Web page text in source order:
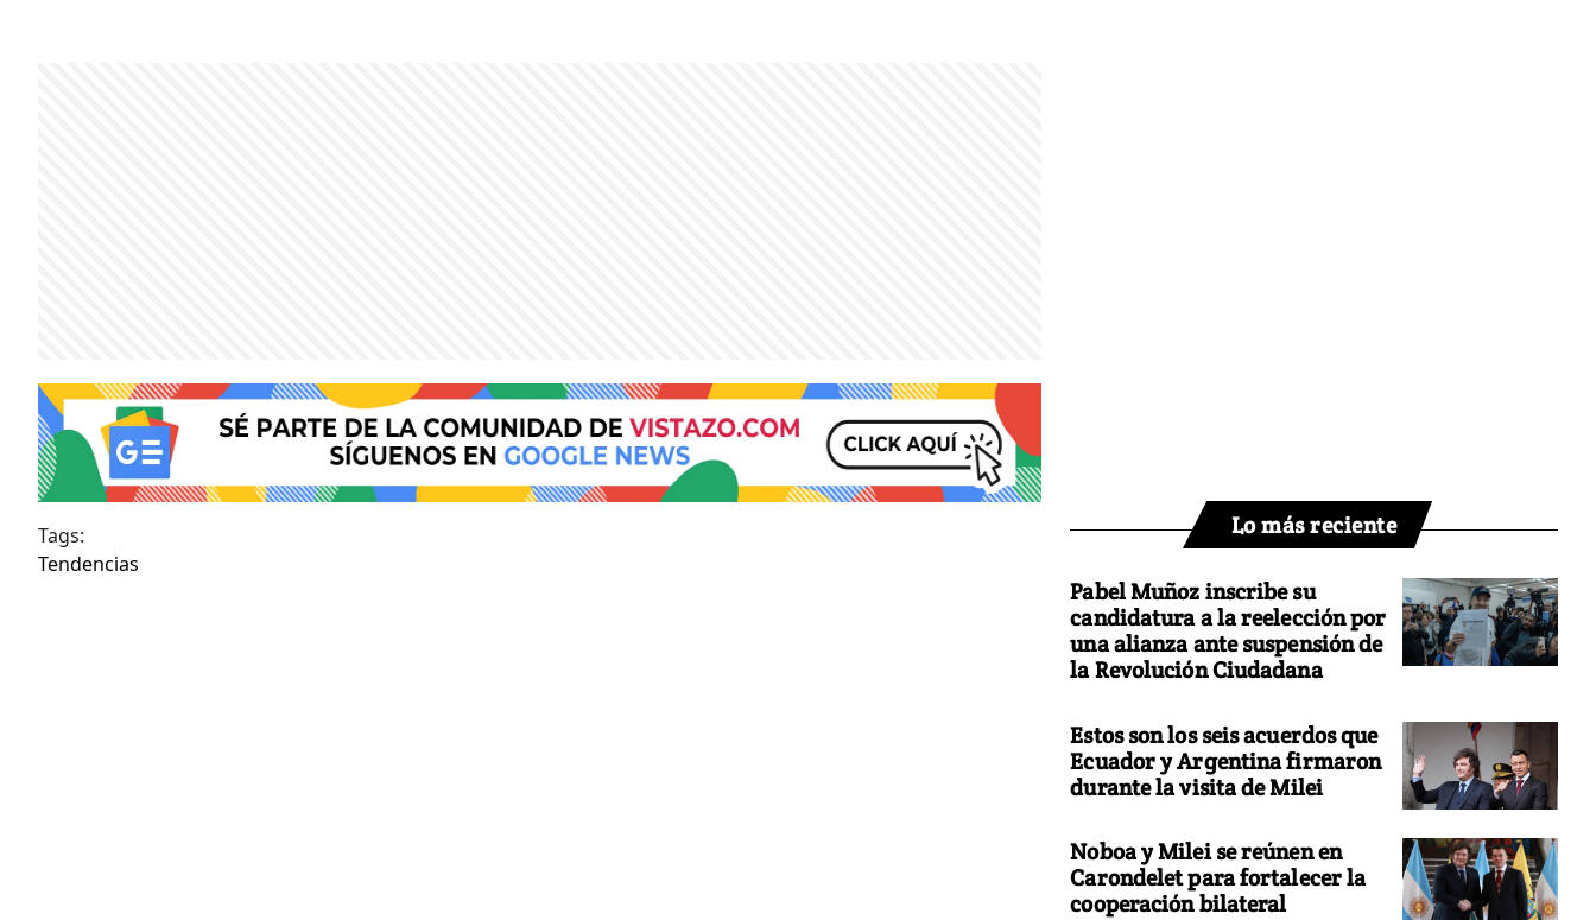
Tags:
Tendencias
Lo más reciente
Pabel Muñoz inscribe su
candidatura a la reelección por
una alianza ante suspensión de
la Revolución Ciudadana
Estos son los seis acuerdos que
Ecuador y Argentina firmaron
durante la visita de Milei
Noboa y Milei se reúnen en
Carondelet para fortalecer la
cooperación bilateral